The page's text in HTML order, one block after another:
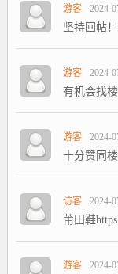
游客 2024-
坚持回帖
游客 2024-
有机会找
游客 2024-
十分赞同楼
访客 2024-
莆田鞋
游客 2024-